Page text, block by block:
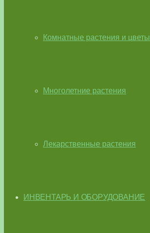
Комнатные растения и цветы
Многолетние растения
Лекарственные растения
ИНВЕНТАРЬ И ОБОРУДОВАНИЕ